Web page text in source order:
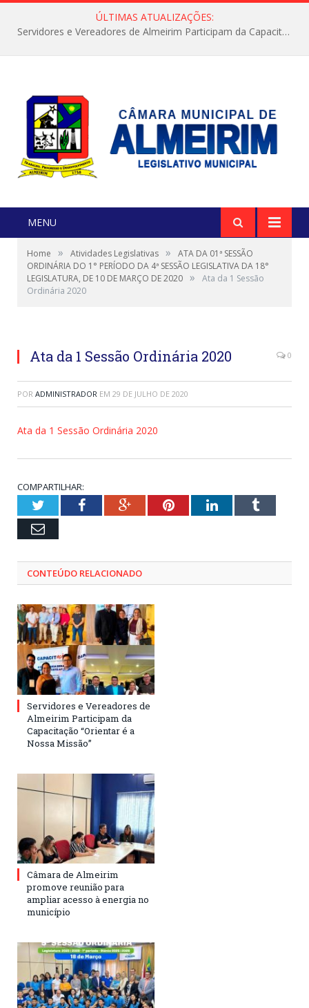
ÚLTIMAS ATUALIZAÇÕES:
Servidores e Vereadores de Almeirim Participam da Capacitação “Orientar é a Nossa Missão”
MENU
Home » Atividades Legislativas »
ATA DA 01ª SESSÃO
ORDINÁRIA DO 1° PERÍODO DA 4ª SESSÃO LEGISLATIVA DA 18°
LEGISLATURA, DE 10 DE MARÇO DE 2020 »
Ata da 1 Sessão
Ordinária 2020
Ata da 1 Sessão Ordinária 2020 0
POR ADMINISTRADOR EM 29 DE JULHO DE 2020
Ata da 1 Sessão Ordinária 2020
COMPARTILHAR:
TwitterFacebookGoogle+PinterestLinkedInTumblr
Email
CONTEÚDO RELACIONADO
Servidores e Vereadores de
Almeirim Participam da
Capacitação “Orientar é a
Nossa Missão”
Câmara de Almeirim
promove reunião para
ampliar acesso à energia no
município